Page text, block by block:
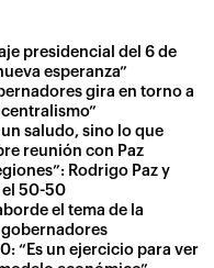
presidencial del 6 de
esperanza”
gira en torno a
saludo, sino lo que
reunión con Paz
Rodrigo Paz y
el 50-50
el tema de la
“Es un ejercicio para ver